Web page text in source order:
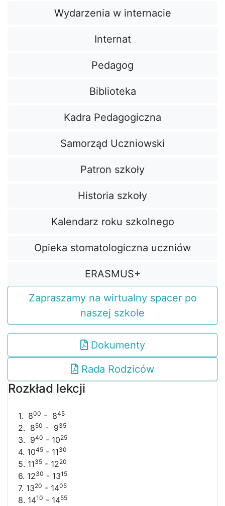
Wydarzenia w internacie
Internat
Pedagog
Biblioteka
Kadra Pedagogiczna
Samorząd Uczniowski
Patron szkoły
Historia szkoły
Kalendarz roku szkolnego
Opieka stomatologiczna uczniów
ERASMUS+
Zapraszamy na wirtualny spacer po
naszej szkole
Dokumenty
Rada Rodziców
Rozkład lekcji
1. 800 - 845
2. 850 - 935
3. 940 - 1025
4. 1045 - 1130
5. 1135 - 1220
6. 1230 - 1315
7. 1320 - 1405
8. 1410 - 1455